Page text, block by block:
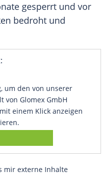
gesperrt und vor
bedroht und
um den von unserer
von Glomex GmbH
einem Klick anzeigen
mir externe Inhalte